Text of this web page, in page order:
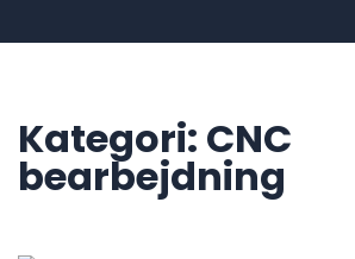
Kategori: CNC
bearbejdning